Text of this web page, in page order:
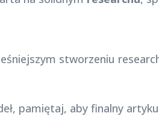
pamiętaj, aby finalny